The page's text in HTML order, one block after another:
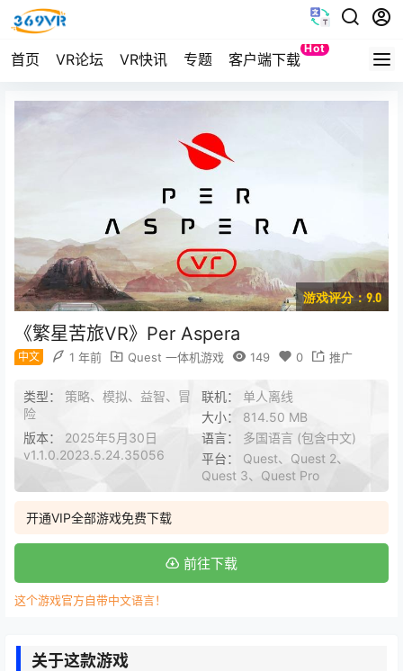
首页 VR论坛 VR快讯 专题 客户端下载
Hot
Quest
游戏评分：9.0
《繁星苦旅VR》Per Aspera
中文 1 年前 Quest 一体机游戏 149 0 推广
类型： 策略、模拟、益智、冒
险
联机： 单人离线
大小： 814.50 MB
版本： 2025年5月30日
v1.1.0.2023.5.24.35056
语言： 多国语言 (包含中文)
平台： Quest、Quest 2、
Quest 3、Quest Pro
开通VIP全部游戏免费下载
前往下载
这个游戏官方自带中文语言！
关于这款游戏